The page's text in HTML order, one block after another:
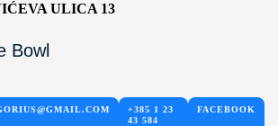
ULICA 13
Bowl
+385 1 23
43 584
FACEBOOK